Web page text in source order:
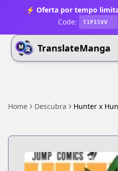
⚡ Oferta por tempo
Code:
T1P15VV
TranslateManga
Home Descubra Hunter x